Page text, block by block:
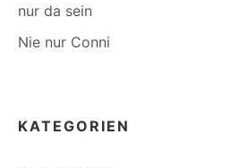
nur da sein
Nie nur Conni
KATEGORIEN